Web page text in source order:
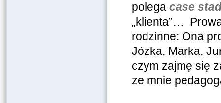
polega case
„klienta”…
rodzinne: Ona
Józka, Marka,
czym zajmę się
ze mnie